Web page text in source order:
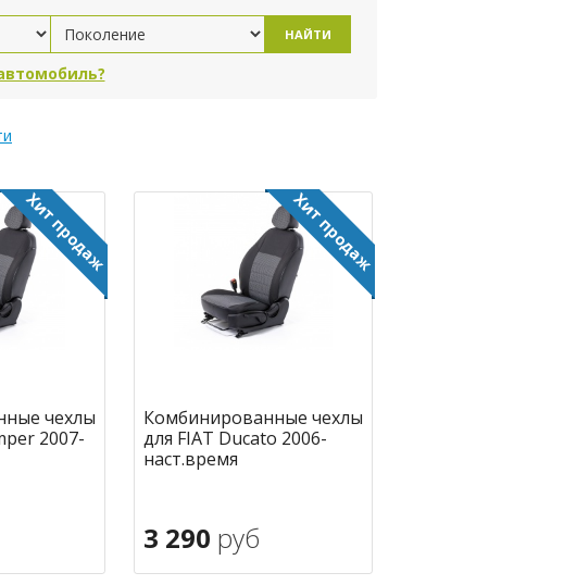
НАЙТИ
чехлы
2007-
Комбинированные чехлы
для FIAT Ducato 2006-
наст.время
3 290 руб